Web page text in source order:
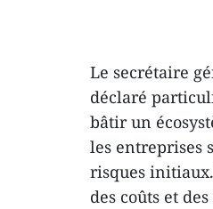
Le secrétaire
déclaré
bâtir un
les entreprises
risques
des coûts et